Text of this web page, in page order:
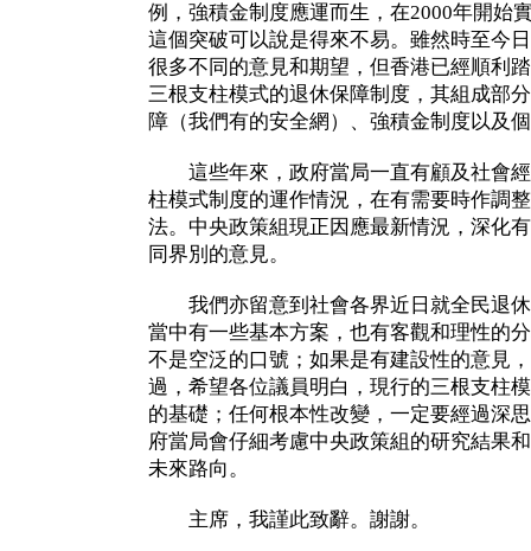
例，強積金制度應運而生，在2000年開始
這個突破可以說是得來不易。雖然時至今
很多不同的意見和期望，但香港已經順利
三根支柱模式的退休保障制度，其組成部
障（我們有的安全網）、強積金制度以及
這些年來，政府當局一直有顧及社會經
柱模式制度的運作情況，在有需要時作調
法。中央政策組現正因應最新情況，深化
同界別的意見。
我們亦留意到社會各界近日就全民退休
當中有一些基本方案，也有客觀和理性的
不是空泛的口號；如果是有建設性的意見
過，希望各位議員明白，現行的三根支柱
的基礎；任何根本性改變，一定要經過深
府當局會仔細考慮中央政策組的研究結果
未來路向。
主席，我謹此致辭。謝謝。